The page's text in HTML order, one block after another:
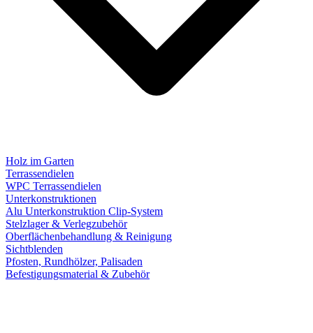
Holz im Garten
Terrassendielen
WPC Terrassendielen
Unterkonstruktionen
Alu Unterkonstruktion Clip-System
Stelzlager & Verlegzubehör
Oberflächenbehandlung & Reinigung
Sichtblenden
Pfosten, Rundhölzer, Palisaden
Befestigungsmaterial & Zubehör